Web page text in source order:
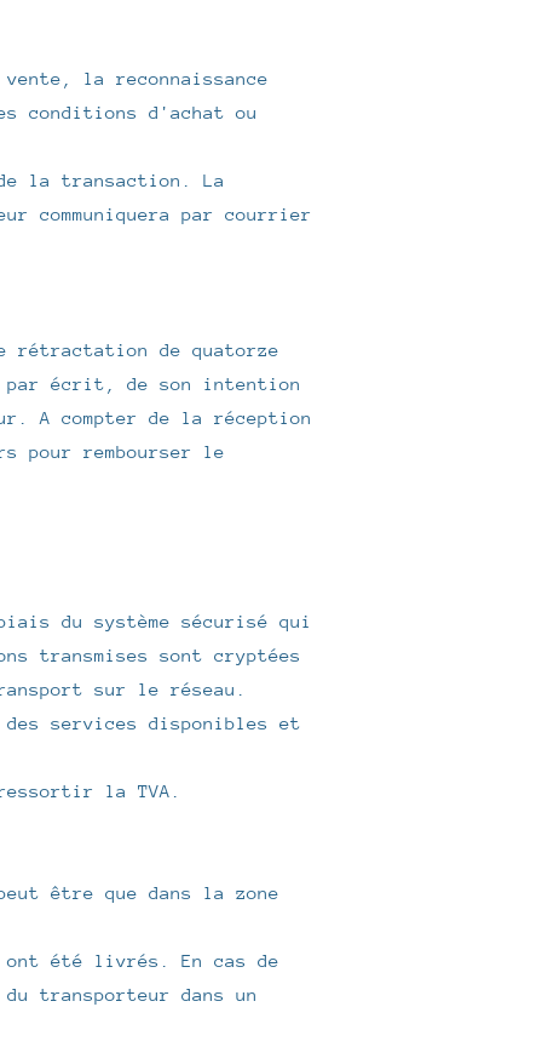
la reconnaissance
conditions d'achat ou
la transaction. La
communiquera par courrier
rétractation de quatorze
par écrit, de son intention
A compter de la réception
pour rembourser le
du système sécurisé qui
transmises sont cryptées
sur le réseau.
services disponibles et
la TVA.
être que dans la zone
ont été livrés. En cas de
transporteur dans un